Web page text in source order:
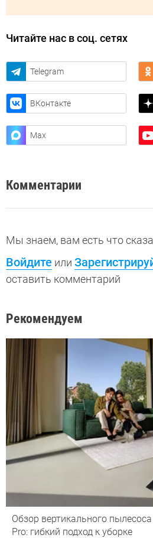
Читайте нас в соц. сетях
Telegram
ВКонтакте
Max
Комментарии
Мы знаем, вам есть что
Войдите или
оставить комментарий
Рекомендуем
Обзор вертикального
Pro: гибкий подход к уборке